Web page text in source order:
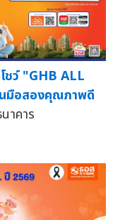
ชว์ "GHB ALL
มือสองคุณภาพดี
าคาร